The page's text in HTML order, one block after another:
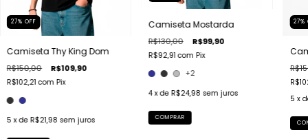
27% OFF
Camiseta Thy King Dom
R$150,00 R$109,90
R$102,21com Pix
5 x de R$21,98 sem juros
Camiseta Mostarda
R$130,00 R$99,90
R$92,91com Pix
+2
4 x de R$24,98 sem juros
COMPRAR
27%
5 x